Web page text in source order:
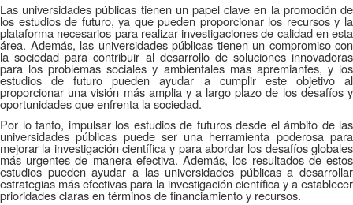
Las universidades públicas tienen un papel clave en la promoción de
los estudios de futuro, ya que pueden proporcionar los recursos y la
plataforma necesarios para realizar investigaciones de calidad en esta
área. Además, las universidades públicas tienen un compromiso con
la sociedad para contribuir al desarrollo de soluciones innovadoras
para los problemas sociales y ambientales más apremiantes, y los
estudios de futuro pueden ayudar a cumplir este objetivo al
proporcionar una visión más amplia y a largo plazo de los desafíos y
oportunidades que enfrenta la sociedad.
Por lo tanto, impulsar los estudios de futuros desde el ámbito de las
universidades públicas puede ser una herramienta poderosa para
mejorar la investigación científica y para abordar los desafíos globales
más urgentes de manera efectiva. Además, los resultados de estos
estudios pueden ayudar a las universidades públicas a desarrollar
estrategias más efectivas para la investigación científica y a establecer
prioridades claras en términos de financiamiento y recursos.